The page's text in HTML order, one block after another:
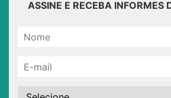
ASSINE E RECEBA INFORMES